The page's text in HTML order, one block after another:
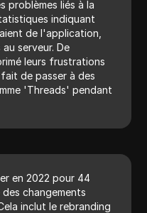
problèmes liés à la
indiquant
de l'application,
serveur. De
leurs frustrations
de passer à des
'Threads' pendant
en 2022 pour 44
changements
inclut le rebranding